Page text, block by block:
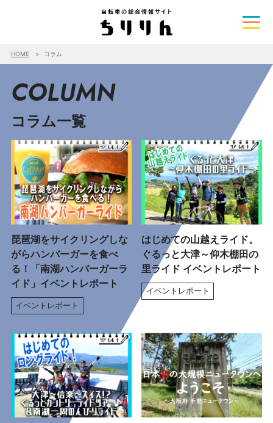
HOME コラム
COLUMN
コラム一覧
琵琶湖をサイクリングしな
がらハンバーガーを食べ
る！「南湖ハンバーガーラ
イド」イベントレポート
イベントレポート
はじめての山越えライド。
ぐるっと大津～仰木棚田の
里ライド イベントレポート
イベントレポート